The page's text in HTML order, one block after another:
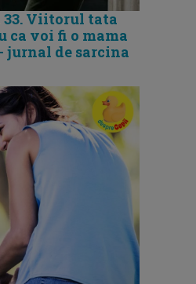
Viitorul tata
ca voi fi o mama
jurnal de sarcina